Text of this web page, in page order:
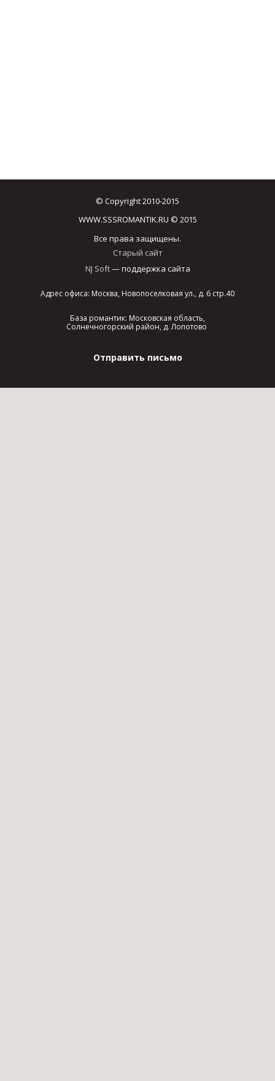
© Copyright 2010-2015
WWW.SSSROMANTIK.RU © 2015
Все права защищены.
Старый сайт
NJ Soft— поддержка сайта
Адрес офиса: Москва, Новопоселковая ул., д. 6 стр.40
База романтик: Московская область,
Солнечногорский район, д. Лопотово
Отправить письмо